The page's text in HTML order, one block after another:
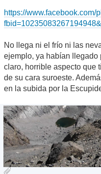
https://www.facebook.com/
No llega ni el frío ni las
ejemplo, ya habían llegado
claro, horrible aspecto que
de su cara suroeste.
en la subida por la